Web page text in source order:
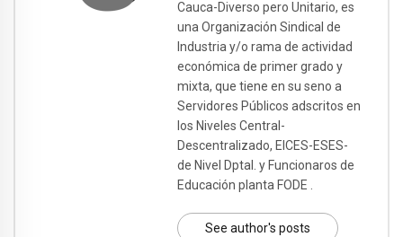
Cauca-Diverso pero Unitario, es
una Organización Sindical de
Industria y/o rama de actividad
económica de primer grado y
mixta, que tiene en su seno a
Servidores Públicos adscritos en
los Niveles Central-
Descentralizado, EICES-ESES-
de Nivel Dptal. y Funcionaros de
Educación planta FODE .
See author's posts